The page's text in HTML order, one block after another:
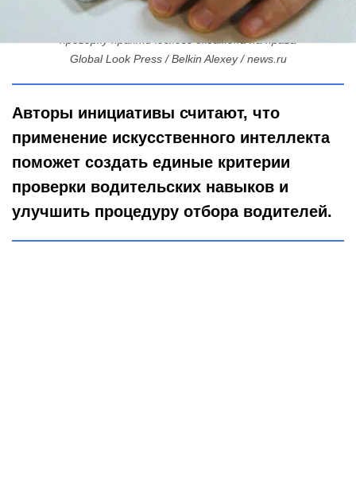
Не инспектор, а алгоритм: в России предлагают доверить ИИ
проверку практического экзамена на права
Global Look Press / Belkin Alexey / news.ru
Авторы инициативы считают, что
применение искусственного интеллекта
поможет создать единые критерии
проверки водительских навыков и
улучшить процедуру отбора водителей.